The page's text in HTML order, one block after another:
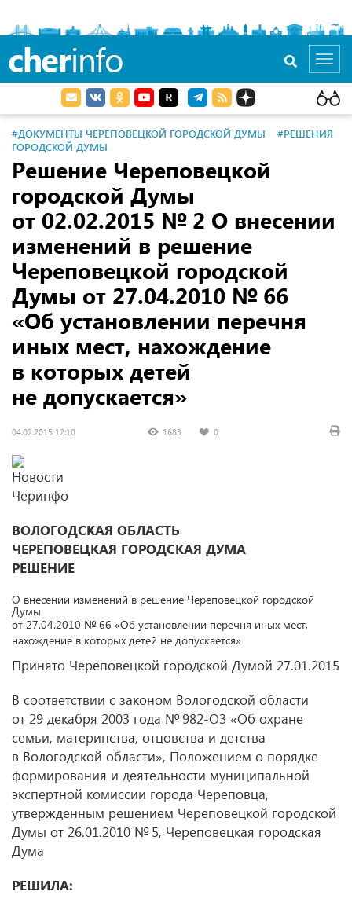
cherinfo
#ДОКУМЕНТЫ ЧЕРЕПОВЕЦКОЙ ГОРОДСКОЙ ДУМЫ
#РЕШЕНИЯ
ГОРОДСКОЙ ДУМЫ
Решение Череповецкой
городской Думы
от 02.02.2015 № 2 О внесении
изменений в решение
Череповецкой городской
Думы от 27.04.2010 № 66
«Об установлении перечня
иных мест, нахождение
в которых детей
не допускается»
04.02.2015 12:10 1683 0
ВОЛОГОДСКАЯ ОБЛАСТЬ
ЧЕРЕПОВЕЦКАЯ ГОРОДСКАЯ ДУМА
РЕШЕНИЕ
О внесении изменений в решение Череповецкой городской
Думы
от 27.04.2010 № 66 «Об установлении перечня иных мест,
нахождение в которых детей не допускается»
Принято Череповецкой городской Думой 27.01.2015
В соответствии с законом Вологодской области
от 29 декабря 2003 года № 982-ОЗ «Об охране
семьи, материнства, отцовства и детства
в Вологодской области», Положением о порядке
формирования и деятельности муниципальной
экспертной комиссии города Череповца,
утвержденным решением Череповецкой городской
Думы от 26.01.2010 № 5, Череповецкая городская
Дума
РЕШИЛА: